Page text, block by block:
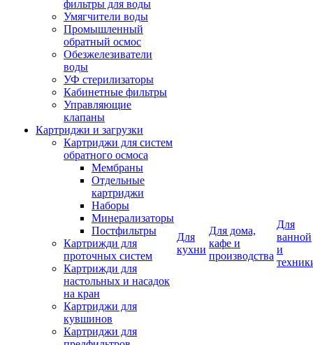
фильтры для воды
Умягчители воды
Промышленный
обратный осмос
Обезжелезиватели
воды
УФ стерилизаторы
Кабинетные фильтры
Управляющие
клапаны
Картриджи и загрузки
Картриджи для систем
обратного осмоса
Мембраны
Отдельные
картриджи
Наборы
Минерализаторы
Постфильтры
Картрижди для
проточных систем
Картрижди для
настольных и насадок
на кран
Картриджи для
кувшинов
Картриджи для
Для
кухни
Для дома,
кафе и
производства
Для
ванной
и